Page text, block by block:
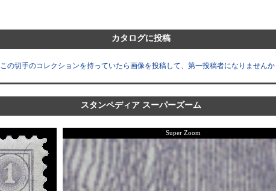
カタログに投稿
この切手のコレクションを持っていたら画像を投稿して、第一投稿者になりません
スタンペディア スーパーズーム